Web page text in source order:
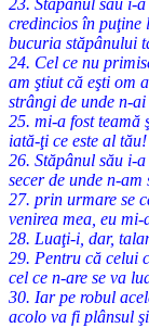
23. Stăpânul său i-
credincios în
bucuria stăpânului
24. Cel ce nu
am ştiut că eşti om
strângi de unde n-
25. mi-a fost teamă
iată-ţi ce este al
26. Stăpânul său i-
secer de unde n-
27. prin urmare se
venirea mea, eu
28. Luaţi-i, dar,
29. Pentru că celui
cel ce n-are se va
30. Iar pe robul
acolo va fi plânsul